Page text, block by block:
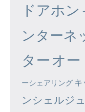
ドアホン
ンターネ
ター オー
ーシェアリング キ
ンシェルジュ